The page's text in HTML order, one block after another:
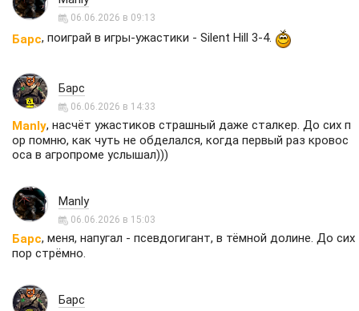
06.06.2026 в 09:13
Барс, поиграй в игры-ужастики - Silent Hill 3-4.
Барс
06.06.2026 в 14:33
Manly, насчёт ужастиков страшный даже сталкер. До сих п
ор помню, как чуть не обделался, когда первый раз кровос
оса в агропроме услышал)))
Manly
06.06.2026 в 15:03
Барс, меня, напугал - псевдогигант, в тёмной долине. До сих
пор стрёмно.
Барс